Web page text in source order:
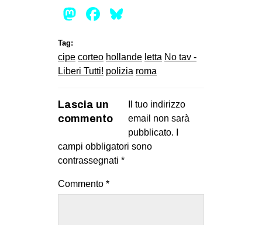
Mastodon
Facebook
Tag:
cipe corteo hollande letta No tav -
Liberi Tutti! polizia roma
Lascia un
commento
Il tuo indirizzo
email non sarà
pubblicato.
campi obbligatori sono
contrassegnati *
Commento *